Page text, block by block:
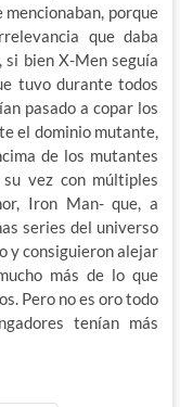
porque
que daba
bien X-Men seguía
tuvo durante todos
pasado a copar los
el dominio mutante,
de los mutantes
vez con múltiples
Iron Man- que, a
series del universo
y consiguieron alejar
más de lo que
Pero no es oro todo
tenían más